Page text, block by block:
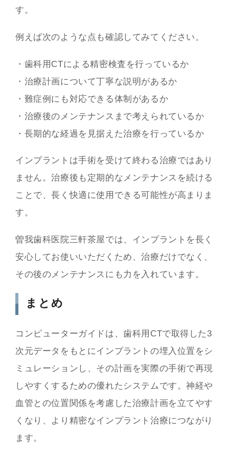
す。
例えば次のような点も確認してみてください。
・歯科用CTによる精密検査を行っているか
・治療計画について丁寧な説明があるか
・難症例にも対応できる体制があるか
・治療後のメンテナンスまで考えられているか
・長期的な経過を見据えた治療を行っているか
インプラントは手術を受けて終わる治療ではあり
ません。治療後も定期的なメンテナンスを続ける
ことで、長く快適に使用できる可能性が高まりま
す。
曽我歯科医院三軒茶屋では、インプラントを長く
安心してお使いいただくため、治療だけでなく、
その後のメンテナンスにも力を入れています。
まとめ
コンピューターガイドは、歯科用CTで取得した3
次元データをもとにインプラントの埋入位置をシ
ミュレーションし、その計画を実際の手術で再現
しやすくするための優れたシステムです。神経や
血管との位置関係を考慮した治療計画を立てやす
くなり、より精密なインプラント治療につながり
ます。